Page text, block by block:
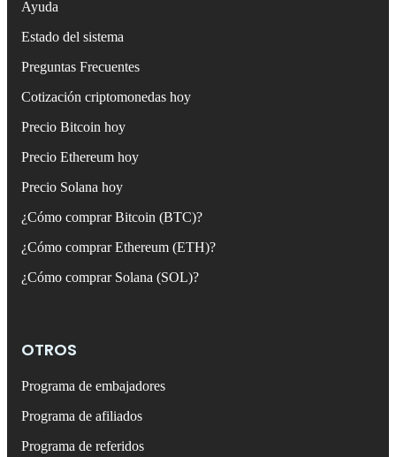
Ayuda
Estado del sistema
Preguntas Frecuentes
Cotización criptomonedas hoy
Precio Bitcoin hoy
Precio Ethereum hoy
Precio Solana hoy
¿Cómo comprar Bitcoin (BTC)?
¿Cómo comprar Ethereum (ETH)?
¿Cómo comprar Solana (SOL)?
OTROS
Programa de embajadores
Programa de afiliados
Programa de referidos